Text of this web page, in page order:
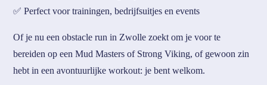
✅ Perfect voor trainingen, bedrijfsuitjes en events
Of je nu een obstacle run in Zwolle zoekt om je voor te
bereiden op een Mud Masters of Strong Viking, of gewoon zin
hebt in een avontuurlijke workout: je bent welkom.